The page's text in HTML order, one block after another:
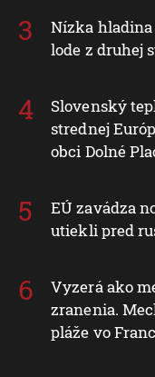
Nízka
lode z druhej
Slovenský
strednej
obci Dolné
EÚ zavádza
utiekli pred
Vyzerá ako
zranenia.
pláže vo